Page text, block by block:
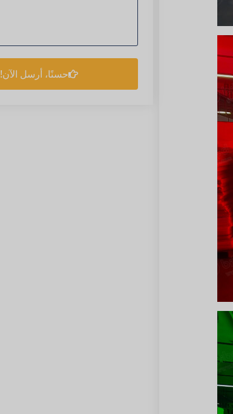
حسنًا، أرسل الآن!